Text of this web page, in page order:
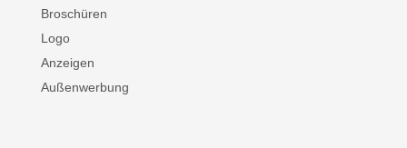
Broschüren
Logo
Anzeigen
Außenwerbung